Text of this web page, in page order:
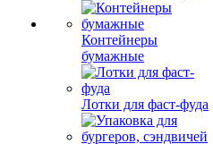
Контейнеры
бумажные
Лотки для фаст-фуда